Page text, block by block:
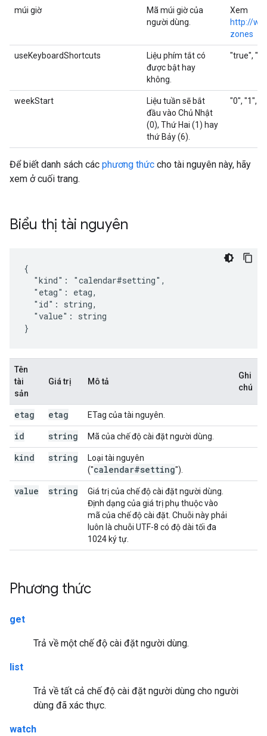
múi giờ
Mã múi giờ của
người dùng.
Xem
http://
zones
useKeyboardShortcuts
Liệu phím tắt có
được bật hay
không.
"true",
weekStart
Liệu tuần sẽ bắt
đầu vào Chủ Nhật
(0), Thứ Hai (1) hay
thứ Bảy (6).
"0", "1",
Để biết danh sách các phương thức cho tài nguyên này, hãy
xem ở cuối trang.
Biểu thị tài nguyên
{
  "kind": "calendar#setting",
  "etag":
etag,
  "id":
string,
  "value":
string
}
Tên
tài
sản
Giá trị Mô tả
Ghi
chú
etag etag ETag của tài nguyên.
id string Mã của chế độ cài đặt người dùng.
kind string
Loại tài nguyên
("calendar#setting").
value string
Giá trị của chế độ cài đặt người dùng.
Định dạng của giá trị phụ thuộc vào
mã của chế độ cài đặt. Chuỗi này phải
luôn là chuỗi UTF-8 có độ dài tối đa
1024 ký tự.
Phương thức
get
Trả về một chế độ cài đặt người dùng.
list
Trả về tất cả chế độ cài đặt người dùng cho người
dùng đã xác thực.
watch